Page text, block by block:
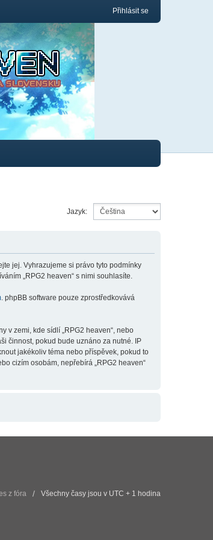
Přihlásit se
Jazyk:
jej. Vyhrazujeme si právo tyto podmínky
„RPG2 heaven“ s nimi souhlasíte.
. phpBB software pouze zprostředkovává
v zemi, kde sídlí „RPG2 heaven“, nebo
činnost, pokud bude uznáno za nutné. IP
jakékoliv téma nebo příspěvek, pokud to
cizím osobám, nepřebírá „RPG2 heaven“
z fóra Všechny časy jsou v UTC + 1 hodina